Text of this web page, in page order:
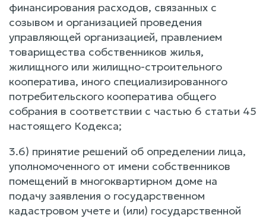
финансирования расходов, связанных с
созывом и организацией проведения
управляющей организацией, правлением
товарищества собственников жилья,
жилищного или жилищно-строительного
кооператива, иного специализированного
потребительского кооператива общего
собрания в соответствии с частью 6 статьи 45
настоящего Кодекса;
3.6) принятие решений об определении лица,
уполномоченного от имени собственников
помещений в многоквартирном доме на
подачу заявления о государственном
кадастровом учете и (или) государственной